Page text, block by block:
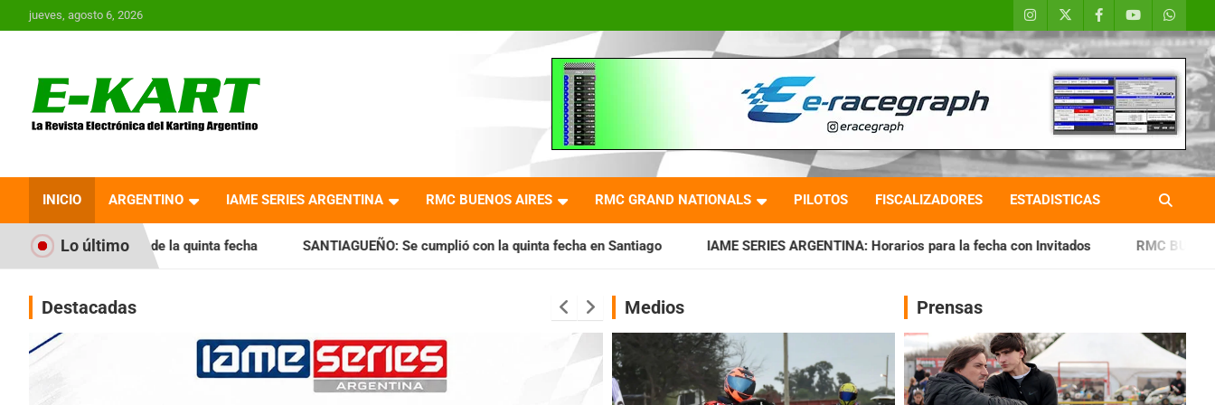
Saltar
al
jueves, agosto 6, 2026
Revista Electrónica del
Karting en Argentina
INICIO ARGENTINO IAME SERIES ARGENTINA RMC BUENOS AIRES RMC GRAND NATIONALS PILOTOS FISCALIZADORES ESTADISTICAS
Lo último
de la quinta fecha SANTIAGUEÑO: Se cumplió con la quinta fecha en Santiago IAME SERIES ARGENTINA: Horarios para la fecha con Invitados RMC BUENOS AIRES: Cerró una
Destacadas Medios Prensas